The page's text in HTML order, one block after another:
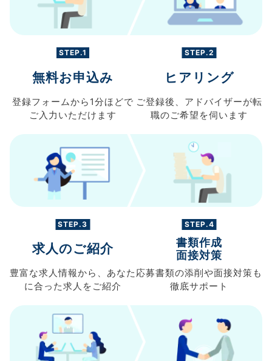
STEP.1
無料お申込み
登録フォームから 1分ほどで
ご入力 いただけます
STEP.2
ヒアリング
ご登録後、 アドバイザーが転
職のご希望を伺います
STEP.3
求人のご紹介
豊富な求人情報から、 あなた
に合った求人を ご紹介
STEP.4
書類作成
面接対策
応募書類の添削や面接対策も
徹底サポート